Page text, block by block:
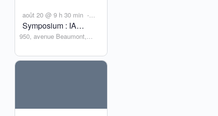
août 20 @ 9 h 30 min -
août 21 @ 17 h 00 min
Symposium : IA
rencontre les
Perspectives en
950, avenue Beaumont,
Montreal,QuébecCanada